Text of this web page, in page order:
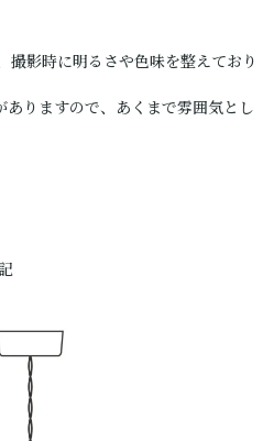
影時に明るさや色味を整えており
りますので、あくまで雰囲気とし